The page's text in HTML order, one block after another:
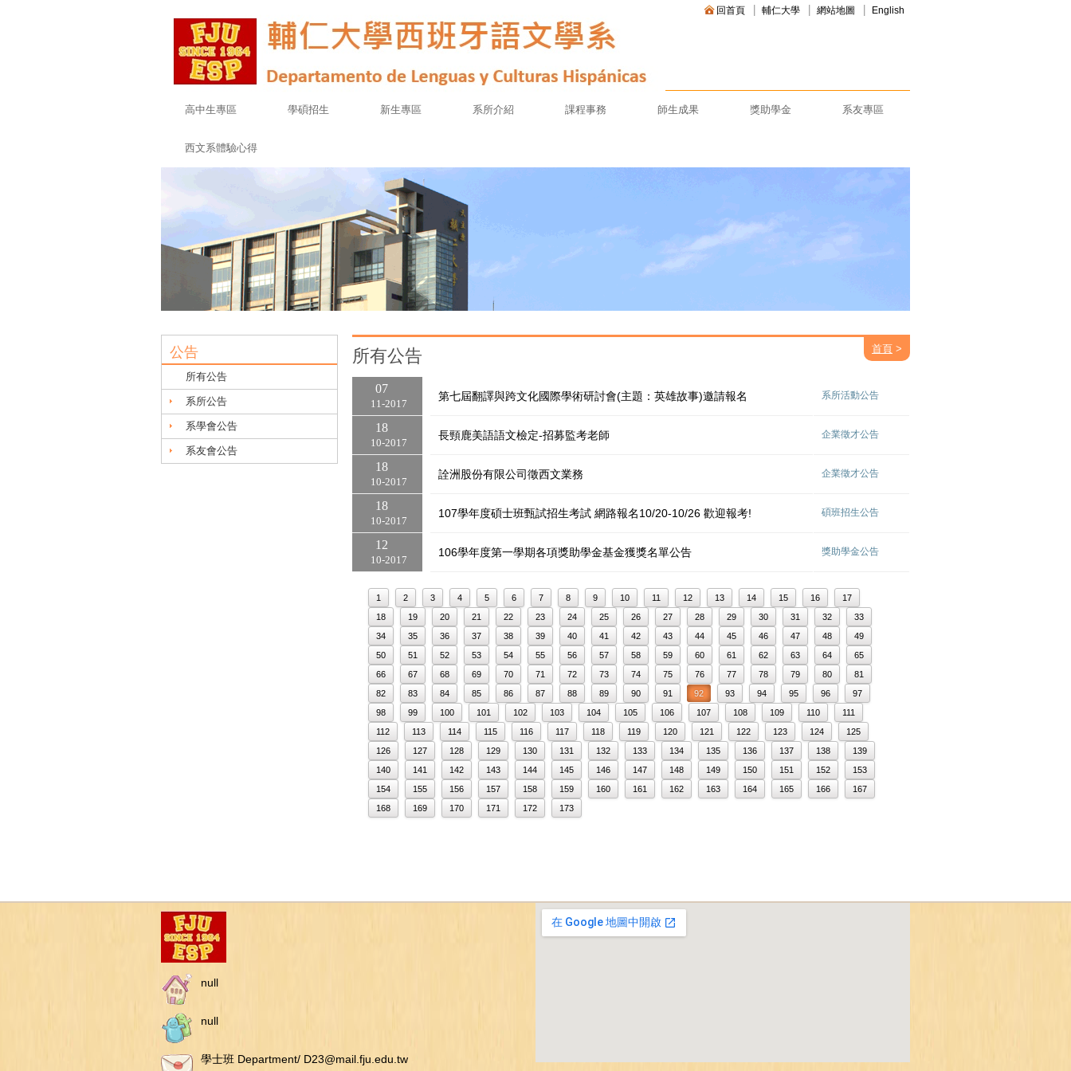
回首頁 輔仁大學 網站地圖 English
高中生專區 學碩招生 新生專區 系所介紹 課程事務 師生成果 獎助學金 系友專區
西文系體驗心得
公告
所有公告
系所公告
系學會公告
系友會公告
所有公告 首頁 >
11 2017
07
第七屆翻譯與跨文化國際學術研討會(主題：英雄故事)邀請報名 系所活動公告
10 2017
18
長頸鹿美語語文檢定-招募監考老師 企業徵才公告
10 2017
18
詮洲股份有限公司徵西文業務 企業徵才公告
10 2017
18
107學年度碩士班甄試招生考試 網路報名10/20-10/26 歡迎報考! 碩班招生公告
10 2017
12
106學年度第一學期各項獎助學金基金獲獎名單公告 獎助學金公告
1 2 3 4 5 6 7 8 9 10 11 12 13 14 15 16
17
18
19 20 21 22 23 24 25 26 27 28 29 30 31 32
33
34
35 36 37 38 39 40 41 42 43 44 45 46 47 48
49
50
51 52 53 54 55 56 57 58 59 60 61 62 63 64
65
66
67 68 69 70 71 72 73 74 75 76 77 78 79 80
81
82
83 84 85 86 87 88 89 90 91 92 93 94 95 96
97
98
99 100 101 102 103 104 105 106 107 108 109 110
111
112
113 114 115 116 117 118 119 120 121 122 123 124
125
126
127 128 129 130 131 132 133 134 135 136 137 138
139
140
141 142 143 144 145 146 147 148 149 150 151 152
153
154
155 156 157 158 159 160 161 162 163 164 165 166
167
168
169 170 171 172 173
null
null
學士班 Department/ D23@mail.fju.edu.tw